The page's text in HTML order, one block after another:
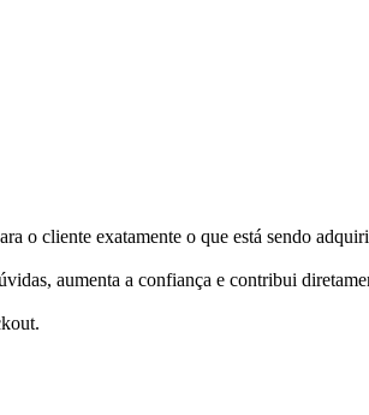
o cliente exatamente o que está sendo
aumenta a confiança e contribui